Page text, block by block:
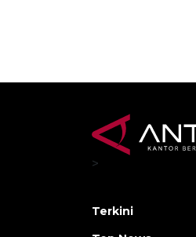
>
Terkini